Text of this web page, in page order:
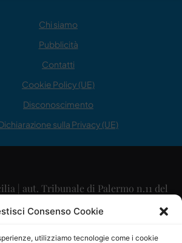
Consenso Cookie
utilizziamo tecnologie come i cookie
Chi siamo
Pubblicità
Contatti
Cookie Policy (UE)
Disconoscimento
sulla Privacy (UE)
| aut. Tribunale di Palermo n.11 del
29/09/2015